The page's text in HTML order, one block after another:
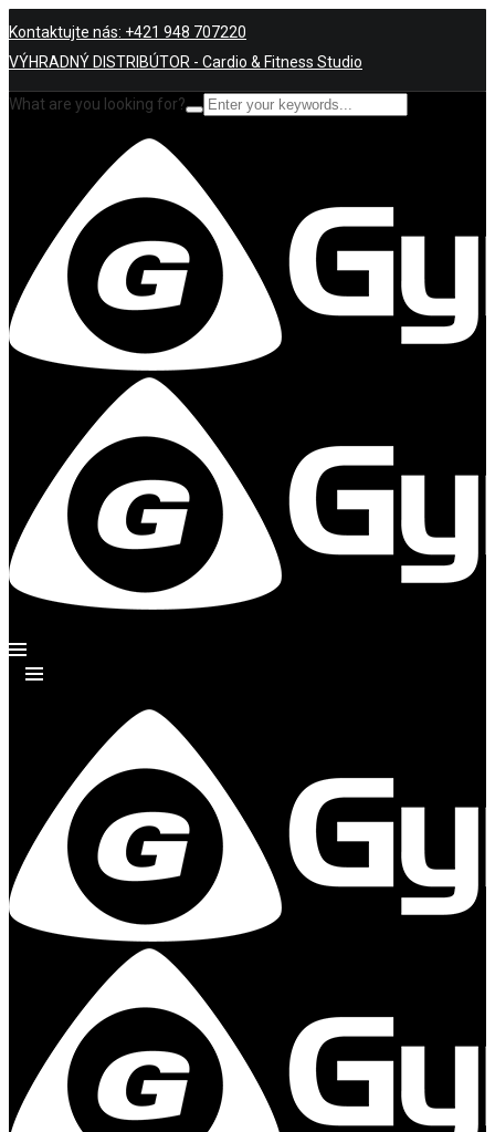
Kontaktujte nás: +421 948 707220
VÝHRADNÝ DISTRIBÚTOR - Cardio & Fitness Studio
What are you looking for?